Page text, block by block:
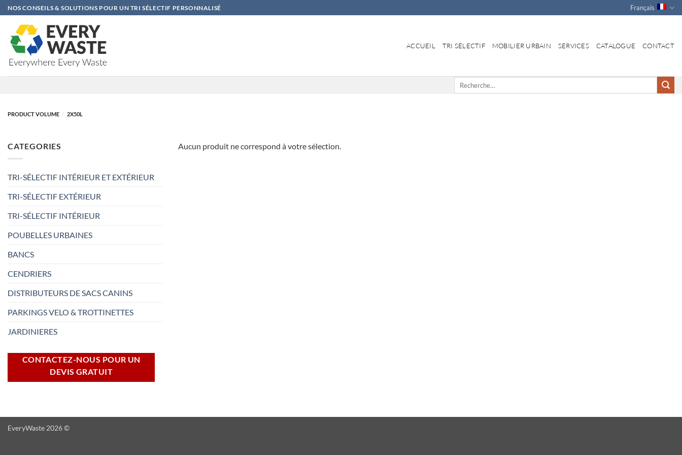
Passer
au
contenu
NOS CONSEILS & SOLUTIONS POUR UN TRI SÉLECTIF PERSONNALISÉ Français
ACCUEIL TRI SÉLECTIF MOBILIER URBAIN SERVICES CATALOGUE CONTACT
PRODUCT VOLUME / 2X50L
CATEGORIES
TRI-SÉLECTIF INTÉRIEUR ET EXTÉRIEUR
TRI-SÉLECTIF EXTÉRIEUR
TRI-SÉLECTIF INTÉRIEUR
POUBELLES URBAINES
BANCS
CENDRIERS
DISTRIBUTEURS DE SACS CANINS
PARKINGS VELO & TROTTINETTES
JARDINIERES
CONTACTEZ-NOUS POUR UN
DEVIS GRATUIT
Aucun produit ne correspond à votre sélection.
EveryWaste 2026 ©